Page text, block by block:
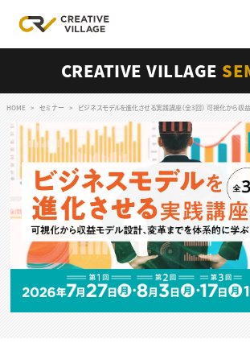
ログイン
RECRUIT
クリエイター求人を探す
CREATIVE JOB求人検索
特集求人
採用説明会
転職支援サービス
CONTENTS
スキルアップしたい！
CREATIVE VILLAGE
HOME セミナー ビジネスモデルを進化させる実践講座（全3回） 可視化から収